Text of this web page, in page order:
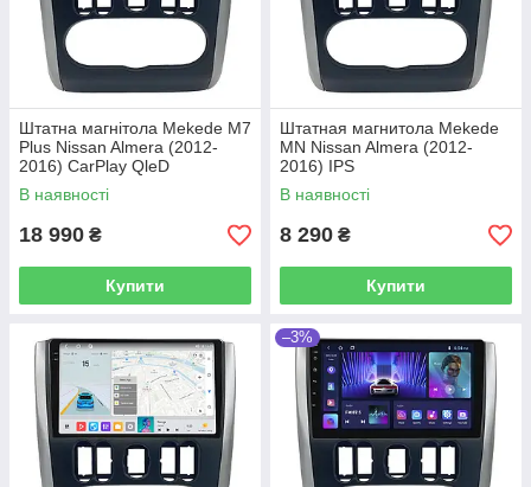
Штатна магнітола Mekede M7
Plus Nissan Almera (2012-
2016) CarPlay QleD
В наявності
18 990 ₴
Купити
Штатная магнитола Mekede
MN Nissan Almera (2012-
2016) IPS
В наявності
8 290 ₴
Купити
–3%